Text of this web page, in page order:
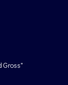
Gross"